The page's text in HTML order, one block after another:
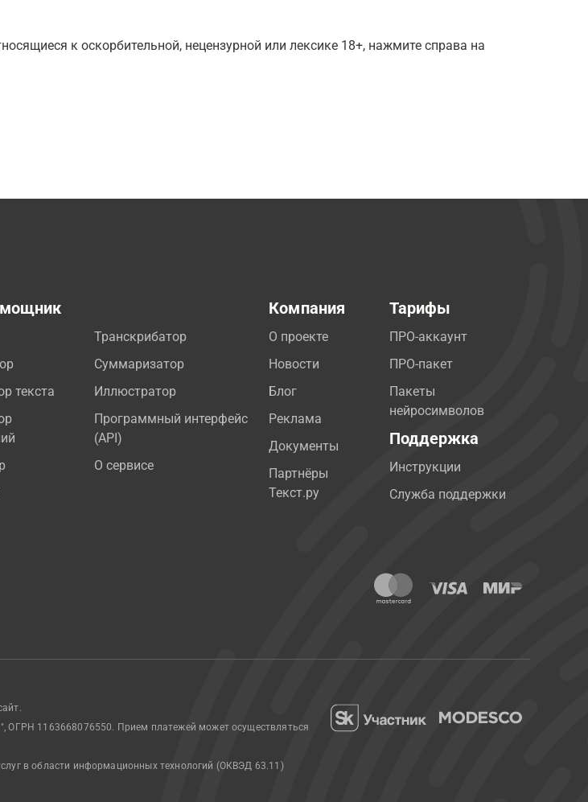
к оскорбительной, нецензурной или лексике 18+, нажмите справа на
текста
Транскрибатор
Суммаризатор
Иллюстратор
Программный интерфейс
(API)
О сервисе
Компания
О проекте
Новости
Блог
Реклама
Документы
Партнёры
Текст.ру
Тарифы
ПРО-аккаунт
ПРО-пакет
Пакеты
нейросимволов
Поддержка
Инструкции
Служба поддержки
ОГРН 1163668076550. Прием платежей может осуществляться
в области информационных технологий (ОКВЭД 63.11)